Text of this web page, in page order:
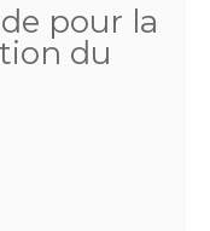
pour la
du